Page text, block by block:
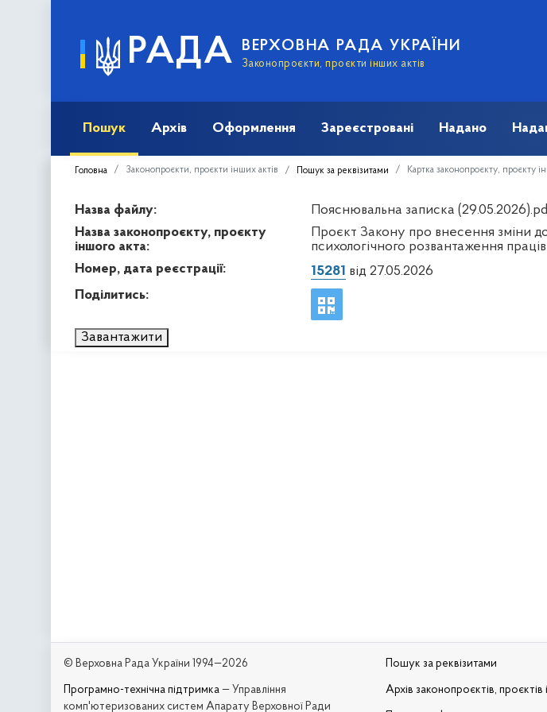
РАДА ВЕРХОВНА РАДА УКРАЇНИ
Законопроєкти, проєкти інших актів
Пошук Архів Оформлення Зареєстровані Надано
Головна Законопроєкти, проєкти інших актів Пошук за реквізитами Картка законопроєкту, проєкту
Назва файлу:
Пояснювальна записка
Назва законопроєкту, проєкту
іншого акта:
Проєкт Закону про внесення зміни
психологічного розвантаження
Номер, дата реєстрації:
15281 від 27.05.2026
Поділитись:
Завантажити
© Верховна Рада України 1994—2026
Програмно-технічна підтримка — Управління
комп'ютеризованих систем Апарату Верховної Ради
Пошук за реквізитами
Архів законопроєктів, проєктів